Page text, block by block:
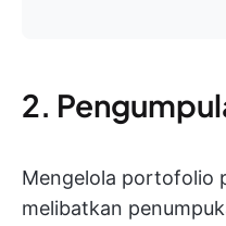
2.
Mengelola portofolio
melibatkan